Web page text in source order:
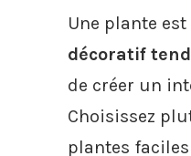
Une plante
décoratif
de créer un
Choisissez
plantes faciles